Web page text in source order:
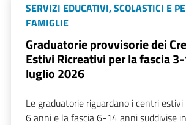
SERVIZI EDUCATIVI, SCOLASTICI E
FAMIGLIE
Graduatorie provvisorie dei
Estivi Ricreativi per la fascia
luglio 2026
Le graduatorie riguardano i centri
6 anni e la fascia 6-14 anni suddivise